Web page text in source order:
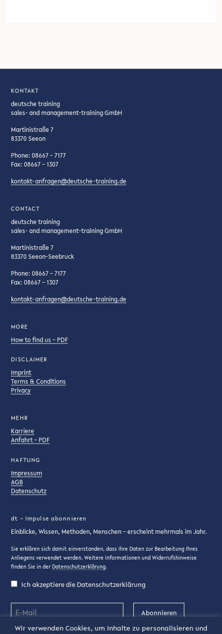
KONTAKT
deutsche training
sales- and management-training GmbH
Martinistraße 7
83370 Seeon
Phone: 08667 – 7177
Fax: 08667 – 1307
kontakt-anfragen@deutsche-training.de
CONTACT
deutsche training
sales- and management-training GmbH
Martinistraße 7
83370 Seeon-Seebruck
Phone: 08667 – 7177
Fax: 08667 – 1307
kontakt-anfragen@deutsche-training.de
MORE
How to find us – PDF
DISCLAIMER
Imprint
Terms & Conditions
Privacy
MEHR
Karriere
Anfahrt – PDF
HAFTUNG
Impressum
AGB
Datenschutz
dt – Impulse abonnieren
Einblicke, Wissen, Methoden, Menschen – erscheint mehrmals im Jahr.
Sie erklären sich damit einverstanden, dass Ihre Daten zur Bearbeitung Ihres
Anliegens verwendet werden. Weitere Informationen und Widerrufshinweise
finden Sie in der Datenschutzerklärung.
Ich akzeptiere die Datenschutzerklärung
Abonnieren
Wir verwenden Cookies, um Inhalte zu personalisieren und